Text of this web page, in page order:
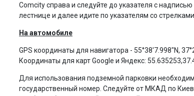
Comcity справа и следуйте до указателя с
лестнице и далее идите по указателям со
На автомобиле
GPS координаты для навигатора - 55°38'7.998"N,
Координаты для карт Google и Яндекс:
Для использования подземной парковки
государственный номер. Следуйте от МКАД по